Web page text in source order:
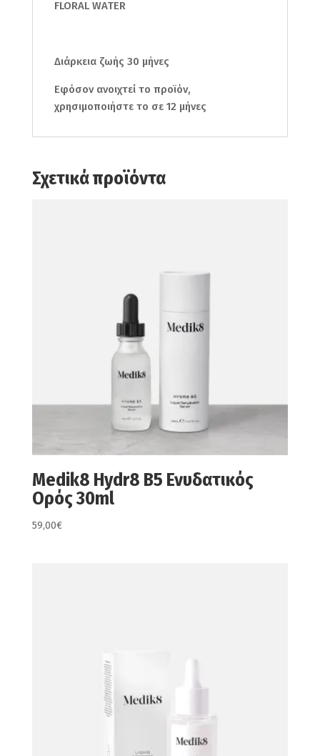
FLORAL WATER
Διάρκεια ζωής 30 μήνες
Εφόσον ανοιχτεί το προϊόν,
χρησιμοποιήστε το σε 12 μήνες
Σχετικά προϊόντα
Medik8 Hydr8 B5 Ενυδατικός
Ορός 30ml
59,00€